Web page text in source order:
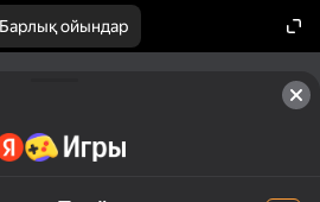
Барлық ойындар